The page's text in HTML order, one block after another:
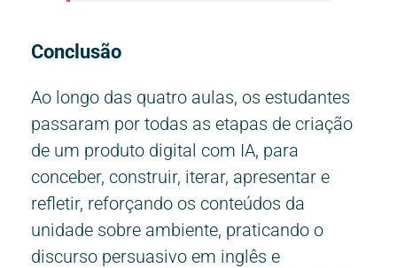
Conclusão
Ao longo das quatro aulas, os estudantes
passaram por todas as etapas de criação
de um produto digital com IA, para
conceber, construir, iterar, apresentar e
refletir, reforçando os conteúdos da
unidade sobre ambiente, praticando o
discurso persuasivo em inglês e